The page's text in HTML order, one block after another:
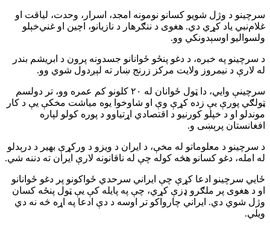
سرچینو د وژل شویو کسانو نومونه امجد، اسرار، وحدت، لیاقت او
غلام‌نبي یاد کړي دي. هغوی د ننګرهار د نازیانو، اچین او غني‌خېلو
ولسوالیو اوسېدونکي وو.
د سرچینو په خبره، د دغو پنځو ځوانانو جسدونه پرون د ابریشم بندر
له لارې د نیمروز ولایت مرکز زرنج ښار ته لېږدول شوي وو.
سرچینې وایي، دا ټول ځوانان له ۲۰ کلونو کم عمره وو، تر دولسم
ټولګي پورې یې زده کړې وې او شاوخوا یوه میاشت مخکې یې د کار
موندلو او د خپلو کورنیو د اقتصادي اړتیاوو د پوره کولو لپاره
افغانستان پرېښی و.
د سرچینو د معلوماتو له مخې، د ایران د ویزو د ورکړې بهیر د درېدلو
له امله، دغو کسانو هڅه کوله چې له ناقانونه لارې ایران ته دننه شي.
ځايي سرچینو ادعا کړې چې ایراني سرحدي ځواکونو پر دغو ځوانانو
او د هغوی پر ملګرو ډزې کړي، چې په پایله کې یې ټول پنځه کسان
وژل شوي دي. ایراني چارواکو تر اوسه د دې ادعا په اړه څه نه دي
ویلي.